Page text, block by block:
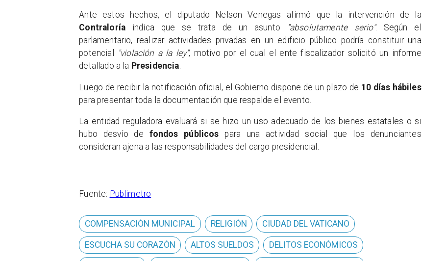
Ante estos hechos, el diputado Nelson Venegas afirmó que la intervención de la
Contraloría indica que se trata de un asunto "absolutamente serio". Según el
parlamentario, realizar actividades privadas en un edificio público podría constituir una
potencial
"violación a la ley", motivo por el cual el ente fiscalizador solicitó un informe
detallado a la Presidencia.
Luego de recibir la notificación oficial, el Gobierno dispone de un plazo de 10 días hábiles
para presentar toda la documentación que respalde el evento.
La entidad reguladora evaluará si se hizo un uso adecuado de los bienes estatales o si
hubo desvío de fondos públicos para una actividad social que los denunciantes
consideran ajena a las responsabilidades del cargo presidencial.
Fuente: Publimetro
COMPENSACIÓN MUNICIPAL RELIGIÓN CIUDAD DEL VATICANO
ESCUCHA SU CORAZÓN ALTOS SUELDOS DELITOS ECONÓMICOS